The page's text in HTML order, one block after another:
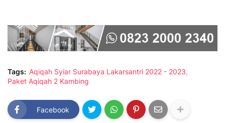
Tags: Aqiqah Syiar Surabaya Lakarsantri 2022 - 2023
Paket Aqiqah 2 Kambing
Facebook